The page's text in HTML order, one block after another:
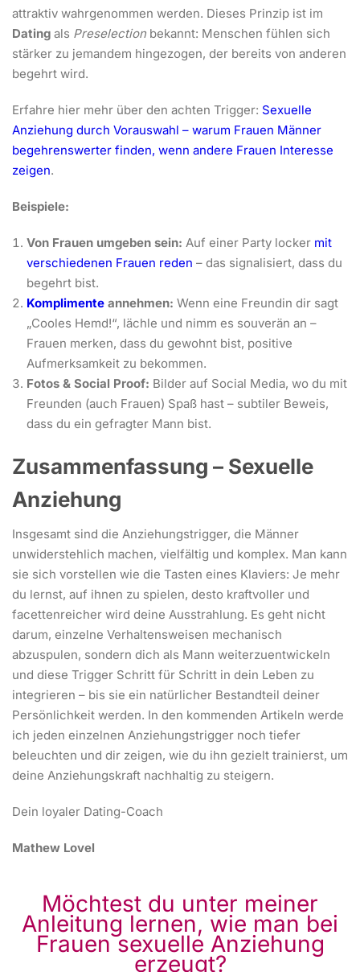
attraktiv wahrgenommen werden. Dieses Prinzip ist im
Dating als Preselection bekannt: Menschen fühlen sich
stärker zu jemandem hingezogen, der bereits von anderen
begehrt wird.
Erfahre hier mehr über den achten Trigger: Sexuelle
Anziehung durch Vorauswahl – warum Frauen Männer
begehrenswerter finden, wenn andere Frauen Interesse
zeigen.
Beispiele:
Von Frauen umgeben sein: Auf einer Party locker mit
verschiedenen Frauen reden – das signalisiert, dass du
begehrt bist.
Komplimente annehmen: Wenn eine Freundin dir sagt
„Cooles Hemd!“, lächle und nimm es souverän an –
Frauen merken, dass du gewohnt bist, positive
Aufmerksamkeit zu bekommen.
Fotos & Social Proof: Bilder auf Social Media, wo du mit
Freunden (auch Frauen) Spaß hast – subtiler Beweis,
dass du ein gefragter Mann bist.
Zusammenfassung – Sexuelle
Anziehung
Insgesamt sind die Anziehungstrigger, die Männer
unwiderstehlich machen, vielfältig und komplex. Man kann
sie sich vorstellen wie die Tasten eines Klaviers: Je mehr
du lernst, auf ihnen zu spielen, desto kraftvoller und
facettenreicher wird deine Ausstrahlung. Es geht nicht
darum, einzelne Verhaltensweisen mechanisch
abzuspulen, sondern dich als Mann weiterzuentwickeln
und diese Trigger Schritt für Schritt in dein Leben zu
integrieren – bis sie ein natürlicher Bestandteil deiner
Persönlichkeit werden. In den kommenden Artikeln werde
ich jeden einzelnen Anziehungstrigger noch tiefer
beleuchten und dir zeigen, wie du ihn gezielt trainierst, um
deine Anziehungskraft nachhaltig zu steigern.
Dein loyaler Dating-Coach
Mathew Lovel
Möchtest du unter meiner
Anleitung lernen, wie man bei
Frauen sexuelle Anziehung
erzeugt?